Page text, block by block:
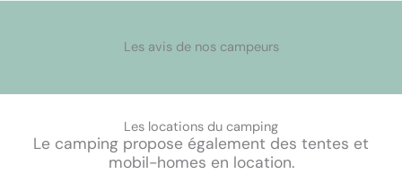
Les avis de nos campeurs
Les locations du camping
Le camping propose également des tentes et
mobil-homes en location.